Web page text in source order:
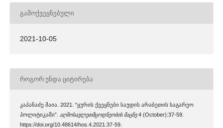
ᲒᲐᲛᲝᲥᲕᲔᲧᲜᲔᲑᲣᲚᲘ
2021-10-05
ᲠᲝᲒᲝᲠ ᲣᲜᲓᲐ ᲪᲘᲢᲘᲠᲔᲑᲐ
კაპანაძე მაია. 2021. “ყურის ქვეყნები საუდის არაბეთის საგარეო
პოლიტიკაში”. აღმოსავლეთმცოდნეობის მაცნე4 (October):37-59.
https://doi.org/10.48614/hos.4.2021.37-59.